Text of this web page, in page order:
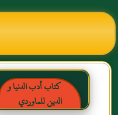
كتاب أدب الدنيا و
الدين للماوردي